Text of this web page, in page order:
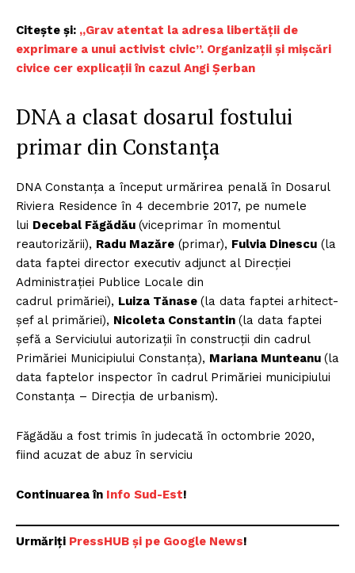
Citește și: „Grav atentat la adresa libertății de
exprimare a unui activist civic”. Organizații și mișcări
civice cer explicații în cazul Angi Șerban
DNA a clasat dosarul fostului
primar din Constanța
DNA Constanța a început urmărirea penală în Dosarul
Riviera Residence în 4 decembrie 2017, pe numele
lui Decebal Făgădău (viceprimar în momentul
reautorizării), Radu Mazăre (primar), Fulvia Dinescu (la
data faptei director executiv adjunct al Direcţiei
Administraţiei Publice Locale din
cadrul primăriei), Luiza Tănase (la data faptei arhitect-
șef al primăriei), Nicoleta Constantin (la data faptei
șefă a Serviciului autorizații în construcții din cadrul
Primăriei Municipiului Constanța), Mariana Munteanu (la
data faptelor inspector în cadrul Primăriei municipiului
Constanța – Direcția de urbanism).
Făgădău a fost trimis în judecată în octombrie 2020,
fiind acuzat de abuz în serviciu
Continuarea în Info Sud-Est!
Urmăriți PressHUB și pe Google News!